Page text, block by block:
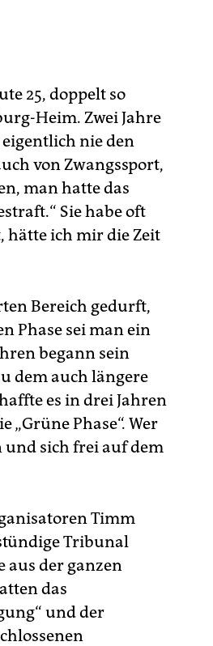
25, doppelt so
Heim. Zwei Jahre
eigentlich nie den
von Zwangssport,
man hatte das
Sie habe oft
hätte ich mir die Zeit
Bereich gedurft,
Phase sei man ein
begann sein
dem auch längere
es in drei Jahren
Phase“. Wer
sich frei auf dem
Timm
Tribunal
aus der ganzen
das
und der